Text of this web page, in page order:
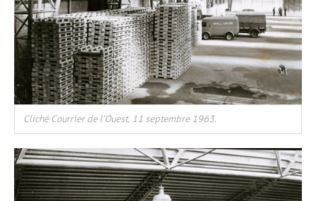
Cliché Courrier de l’Ouest, 11 septembre 1963.